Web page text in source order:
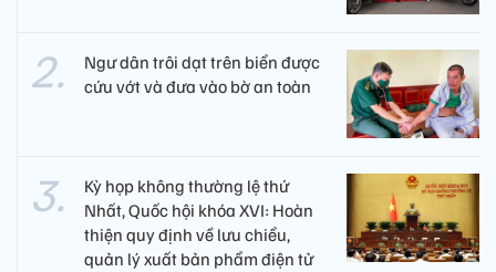
Ngư dân trôi dạt trên biển được
cứu vớt và đưa vào bờ an toàn
Kỳ họp không thường lệ thứ
Nhất, Quốc hội khóa XVI: Hoàn
thiện quy định về lưu chiểu,
quản lý xuất bản phẩm điện tử